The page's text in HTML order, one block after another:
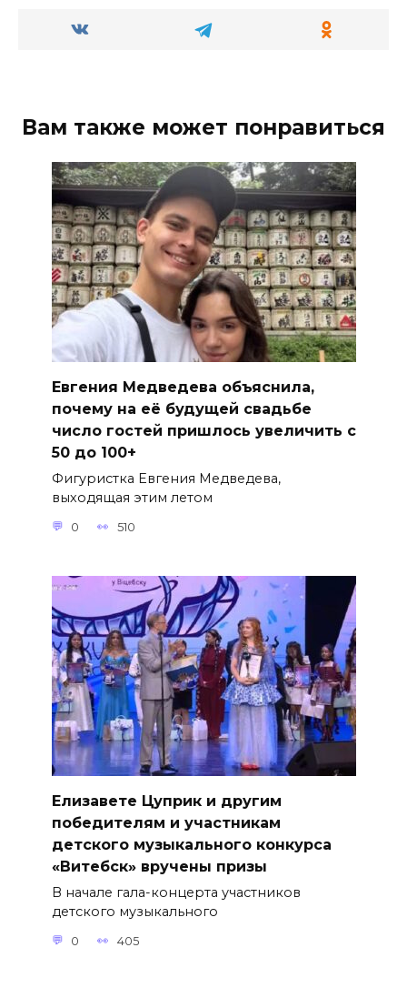
Вам также может понравиться
Евгения Медведева объяснила,
почему на её будущей свадьбе
число гостей пришлось увеличить с
50 до 100+
Фигуристка Евгения Медведева,
выходящая этим летом
0 510
Елизавете Цуприк и другим
победителям и участникам
детского музыкального конкурса
«Витебск» вручены призы
В начале гала-концерта участников
детского музыкального
0 405